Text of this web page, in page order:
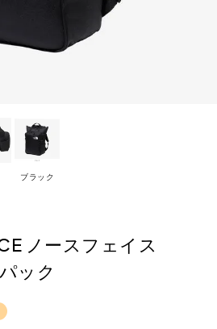
ブラック
ノースフェイス
ック